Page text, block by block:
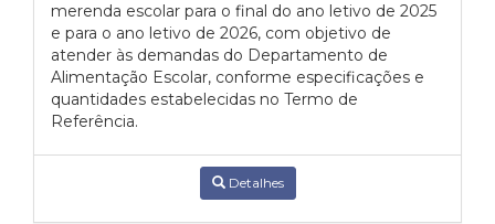
merenda escolar para o final do ano letivo de 2025
e para o ano letivo de 2026, com objetivo de
atender às demandas do Departamento de
Alimentação Escolar, conforme especificações e
quantidades estabelecidas no Termo de
Referência.
Detalhes